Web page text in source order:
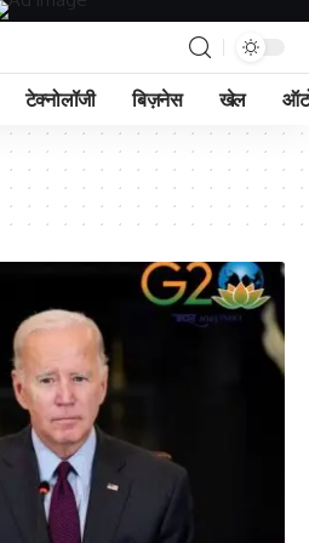
टेक्नोलॉजी बिज़नेस खेल